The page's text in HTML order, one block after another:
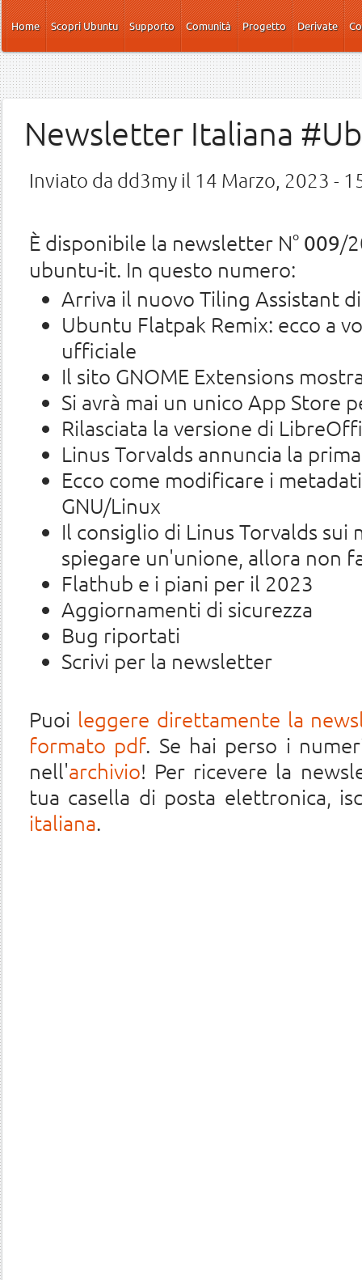
Salta al contenuto principale
Home
Scopri Ubuntu Supporto Comunità Progetto Derivate
Newsletter Italiana
Inviato da dd3my il 14 Marzo, 2023 -
È disponibile la newsletter N° 009/
ubuntu-it. In questo numero:
Arriva il nuovo Tiling Assistant
Ubuntu Flatpak Remix: ecco a
ufficiale
Il sito GNOME Extensions
Si avrà mai un unico App Store
Rilasciata la versione di
Linus Torvalds annuncia la
Ecco come modificare i
GNU/Linux
Il consiglio di Linus Torvalds sui
spiegare un'unione, allora non
Flathub e i piani per il 2023
Aggiornamenti di sicurezza
Bug riportati
Scrivi per la newsletter
Puoi leggere direttamente la
formato pdf. Se hai perso i
nell'archivio! Per ricevere la
tua casella di posta elettronica,
italiana.